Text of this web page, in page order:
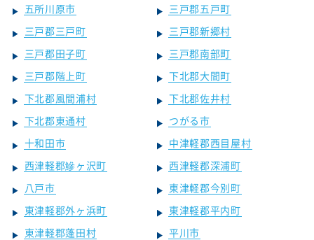
五所川原市
三戸郡五戸町
三戸郡三戸町
三戸郡新郷村
三戸郡田子町
三戸郡南部町
三戸郡階上町
下北郡大間町
下北郡風間浦村
下北郡佐井村
下北郡東通村
つがる市
十和田市
中津軽郡西目屋村
西津軽郡鰺ヶ沢町
西津軽郡深浦町
八戸市
東津軽郡今別町
東津軽郡外ヶ浜町
東津軽郡平内町
東津軽郡蓬田村
平川市